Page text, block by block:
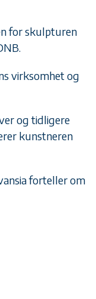
for skulpturen
virksomhet og
og tidligere
kunstneren
forteller om